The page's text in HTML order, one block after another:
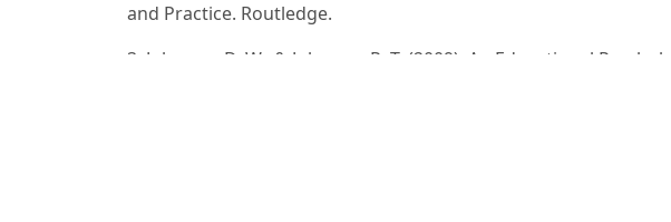
and Practice. Routledge.
3. Johnson, D. W., & Johnson, R. T. (2009). An Educational